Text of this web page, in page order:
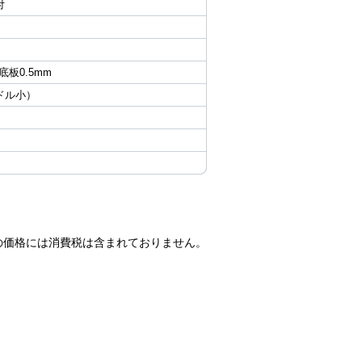
板0.5mm
小）
格には消費税は含まれておりません。